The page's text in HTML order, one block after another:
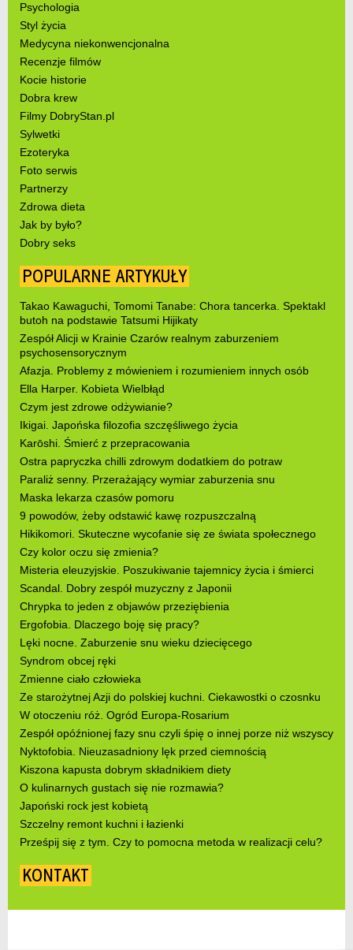
Psychologia
Styl życia
Medycyna niekonwencjonalna
Recenzje filmów
Kocie historie
Dobra krew
Filmy DobryStan.pl
Sylwetki
Ezoteryka
Foto serwis
Partnerzy
Zdrowa dieta
Jak by było?
Dobry seks
POPULARNE ARTYKUŁY
Takao Kawaguchi, Tomomi Tanabe: Chora tancerka. Spektakl
butoh na podstawie Tatsumi Hijikaty
Zespół Alicji w Krainie Czarów realnym zaburzeniem
psychosensorycznym
Afazja. Problemy z mówieniem i rozumieniem innych osób
Ella Harper. Kobieta Wielbłąd
Czym jest zdrowe odżywianie?
Ikigai. Japońska filozofia szczęśliwego życia
Karōshi. Śmierć z przepracowania
Ostra papryczka chilli zdrowym dodatkiem do potraw
Paraliż senny. Przerażający wymiar zaburzenia snu
Maska lekarza czasów pomoru
9 powodów, żeby odstawić kawę rozpuszczalną
Hikikomori. Skuteczne wycofanie się ze świata społecznego
Czy kolor oczu się zmienia?
Misteria eleuzyjskie. Poszukiwanie tajemnicy życia i śmierci
Scandal. Dobry zespół muzyczny z Japonii
Chrypka to jeden z objawów przeziębienia
Ergofobia. Dlaczego boję się pracy?
Lęki nocne. Zaburzenie snu wieku dziecięcego
Syndrom obcej ręki
Zmienne ciało człowieka
Ze starożytnej Azji do polskiej kuchni. Ciekawostki o czosnku
W otoczeniu róż. Ogród Europa-Rosarium
Zespół opóźnionej fazy snu czyli śpię o innej porze niż wszyscy
Nyktofobia. Nieuzasadniony lęk przed ciemnością
Kiszona kapusta dobrym składnikiem diety
O kulinarnych gustach się nie rozmawia?
Japoński rock jest kobietą
Szczelny remont kuchni i łazienki
Prześpij się z tym. Czy to pomocna metoda w realizacji celu?
KONTAKT